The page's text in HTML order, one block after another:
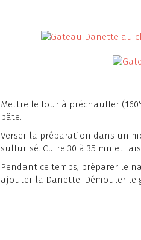
Mettre le four à préchauffer
pâte.
Verser la préparation dans un
sulfurisé. Cuire 30 à 35 mn et
Pendant ce temps, préparer le
ajouter la Danette. Démouler le